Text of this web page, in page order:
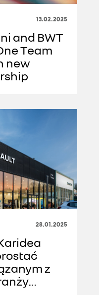
13.02.2025
and BWT
Team
new
28.01.2025
z